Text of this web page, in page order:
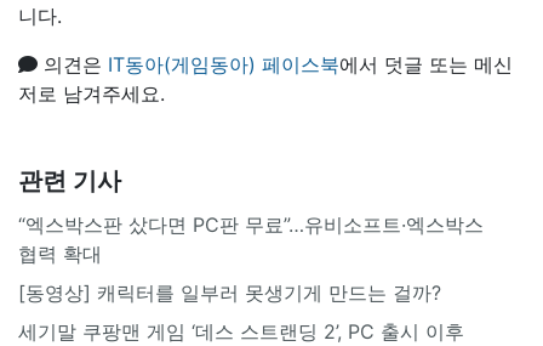
니다.
의견은 IT동아(게임동아) 페이스북에서 덧글 또는 메신
저로 남겨주세요.
관련 기사
“엑스박스판 샀다면 PC판 무료”…유비소프트·엑스박스
협력 확대
[동영상] 캐릭터를 일부러 못생기게 만드는 걸까?
세기말 쿠팡맨 게임 ‘데스 스트랜딩 2’, PC 출시 이후